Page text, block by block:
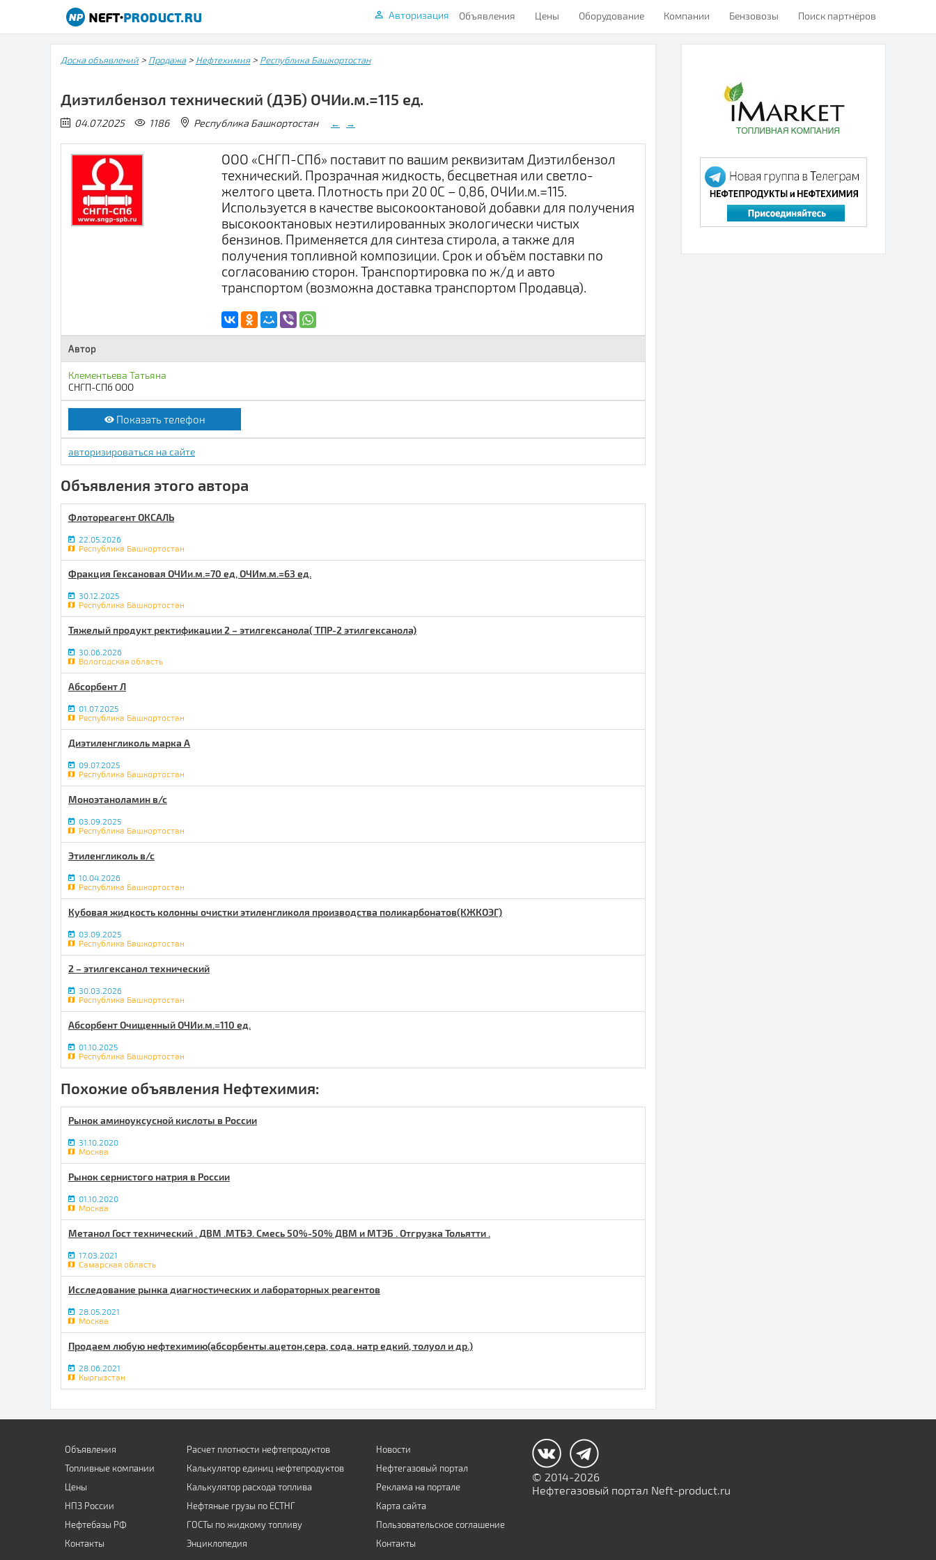
Объявления Цены Оборудование Компании Бензовозы Поиск партнёров
Авторизация
Доска объявлений > Продажа> Нефтехимия> Республика Башкортостан
Диэтилбензол технический (ДЭБ) ОЧИи.м.=115 ед.
04.07.2025 1186 Республика Башкортостан ← →
ООО «СНГП-СПб» поставит по вашим реквизитам Диэтилбензол
технический. Прозрачная жидкость, бесцветная или светло-
желтого цвета. Плотность при 20 0С – 0,86, ОЧИи.м.=115.
Используется в качестве высокооктановой добавки для получения
высокооктановых неэтилированных экологически чистых
бензинов. Применяется для синтеза стирола, а также для
получения топливной композиции. Срок и объём поставки по
согласованию сторон. Транспортировка по ж/д и авто
транспортом (возможна доставка транспортом Продавца).
Автор
Клементьева Татьяна
СНГП-СПб ООО
Показать телефон
авторизироваться на сайте
Объявления этого автора
Флотореагент ОКСАЛЬ
22.05.2026
Республика Башкортостан
Фракция Гексановая ОЧИи.м.=70 ед, ОЧИм.м.=63 ед.
30.12.2025
Республика Башкортостан
Тяжелый продукт ректификации 2 – этилгексанола( ТПР-2 этилгексанола)
30.06.2026
Вологодская область
Абсорбент Л
01.07.2025
Республика Башкортостан
Диэтиленгликоль марка А
09.07.2025
Республика Башкортостан
Моноэтаноламин в/с
03.09.2025
Республика Башкортостан
Этиленгликоль в/с
10.04.2026
Республика Башкортостан
Кубовая жидкость колонны очистки этиленгликоля производства поликарбонатов(КЖКОЭГ)
03.09.2025
Республика Башкортостан
2 – этилгексанол технический
30.03.2026
Республика Башкортостан
Абсорбент Очищенный ОЧИи.м.=110 ед.
01.10.2025
Республика Башкортостан
Похожие объявления Нефтехимия:
Рынок аминоуксусной кислоты в России
31.10.2020
Москва
Рынок сернистого натрия в России
01.10.2020
Москва
Метанол Гост технический . ДВМ .МТБЭ. Смесь 50%-50% ДВМ и МТЭБ . Отгрузка Тольятти .
17.03.2021
Самарская область
Исследование рынка диагностических и лабораторных реагентов
28.05.2021
Москва
Продаем любую нефтехимию(абсорбенты.ацетон,сера, сода. натр едкий, толуол и др.)
28.06.2021
Кыргызстан
Объявления
Топливные компании
Цены
НПЗ России
Нефтебазы РФ
Контакты
Расчет плотности нефтепродуктов
Калькулятор единиц нефтепродуктов
Калькулятор расхода топлива
Нефтяные грузы по ЕСТНГ
ГОСТы по жидкому топливу
Энциклопедия
Новости
Нефтегазовый портал
Реклама на портале
Карта сайта
Пользовательское соглашение
Контакты
© 2014-2026
Нефтегазовый портал Neft-product.ru